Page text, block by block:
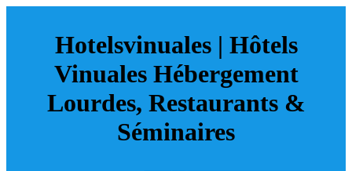
Hotelsvinuales | Hôtels
Vinuales Hébergement
Lourdes, Restaurants &
Séminaires